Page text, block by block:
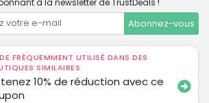
Abonnez-vous
FRÉQUEMMENT UTILISÉ DANS DES
SIMILAIRES
10% de réduction avec ce